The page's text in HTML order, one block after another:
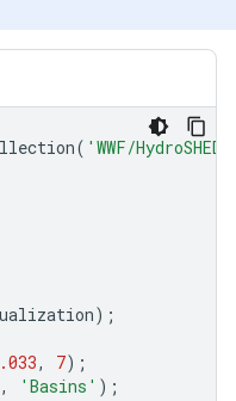
( 'WWF/
);
, 7);
, 'Basins' );